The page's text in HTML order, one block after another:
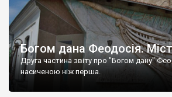
Богом дана Феодосія.
Друга частина звіту про "Богом дану"
насиченою ніж перша.